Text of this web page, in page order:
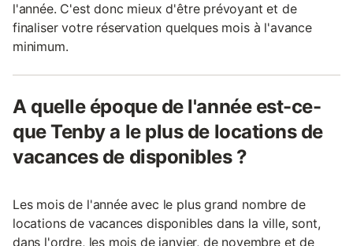
l'année. C'est donc mieux d'être prévoyant et de
finaliser votre réservation quelques mois à l'avance
minimum.
A quelle époque de l'année est-ce-
que Tenby a le plus de locations de
vacances de disponibles ?
Les mois de l'année avec le plus grand nombre de
locations de vacances disponibles dans la ville, sont,
dans l'ordre, les mois de janvier, de novembre et de